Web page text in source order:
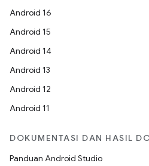
Android 16
Android 15
Android 14
Android 13
Android 12
Android 11
DOKUMENTASI DAN HASIL
Panduan Android Studio